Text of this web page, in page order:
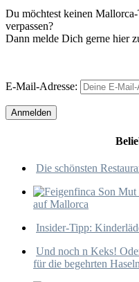
Du möchtest keinen
verpassen?
Dann melde Dich gerne hier
E-Mail-Adresse:
Die schönsten
auf Mallorca
Insider-Tipp:
Und noch n Keks!
für die begehrten